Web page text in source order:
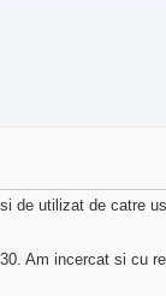
de utilizat de catre
Am incercat si cu